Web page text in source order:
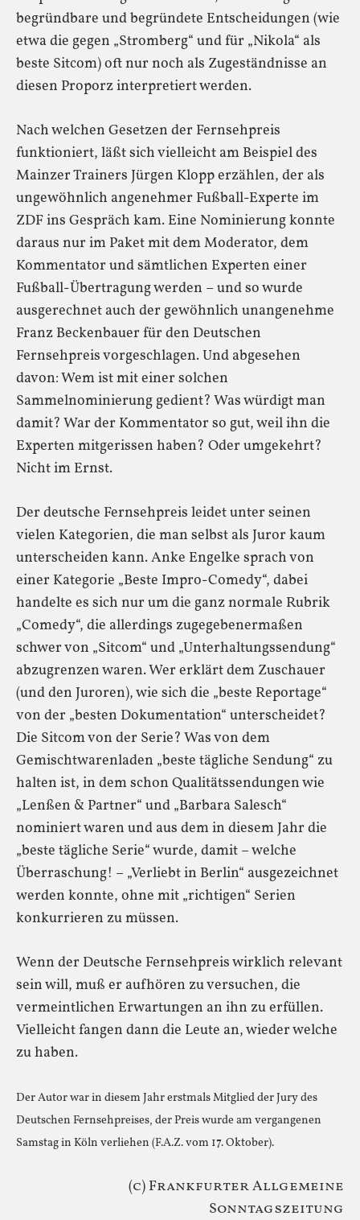
begründbare und begründete Entscheidungen (wie
etwa die gegen „Stromberg“ und für „Nikola“ als
beste Sitcom) oft nur noch als Zugeständnisse an
diesen Proporz interpretiert werden.
Nach welchen Gesetzen der Fernsehpreis
funktioniert, läßt sich vielleicht am Beispiel des
Mainzer Trainers Jürgen Klopp erzählen, der als
ungewöhnlich angenehmer Fußball-Experte im
ZDF ins Gespräch kam. Eine Nominierung konnte
daraus nur im Paket mit dem Moderator, dem
Kommentator und sämtlichen Experten einer
Fußball-Übertragung werden – und so wurde
ausgerechnet auch der gewöhnlich unangenehme
Franz Beckenbauer für den Deutschen
Fernsehpreis vorgeschlagen. Und abgesehen
davon: Wem ist mit einer solchen
Sammelnominierung gedient? Was würdigt man
damit? War der Kommentator so gut, weil ihn die
Experten mitgerissen haben? Oder umgekehrt?
Nicht im Ernst.
Der deutsche Fernsehpreis leidet unter seinen
vielen Kategorien, die man selbst als Juror kaum
unterscheiden kann. Anke Engelke sprach von
einer Kategorie „Beste Impro-Comedy“, dabei
handelte es sich nur um die ganz normale Rubrik
„Comedy“, die allerdings zugegebenermaßen
schwer von „Sitcom“ und „Unterhaltungssendung“
abzugrenzen waren. Wer erklärt dem Zuschauer
(und den Juroren), wie sich die „beste Reportage“
von der „besten Dokumentation“ unterscheidet?
Die Sitcom von der Serie? Was von dem
Gemischtwarenladen „beste tägliche Sendung“ zu
halten ist, in dem schon Qualitätssendungen wie
„Lenßen & Partner“ und „Barbara Salesch“
nominiert waren und aus dem in diesem Jahr die
„beste tägliche Serie“ wurde, damit – welche
Überraschung! – „Verliebt in Berlin“ ausgezeichnet
werden konnte, ohne mit „richtigen“ Serien
konkurrieren zu müssen.
Wenn der Deutsche Fernsehpreis wirklich relevant
sein will, muß er aufhören zu versuchen, die
vermeintlichen Erwartungen an ihn zu erfüllen.
Vielleicht fangen dann die Leute an, wieder welche
zu haben.
Der Autor war in diesem Jahr erstmals Mitglied der Jury des
Deutschen Fernsehpreises, der Preis wurde am vergangenen
Samstag in Köln verliehen (F.A.Z. vom 17. Oktober).
(c) Frankfurter Allgemeine
Sonntagszeitung